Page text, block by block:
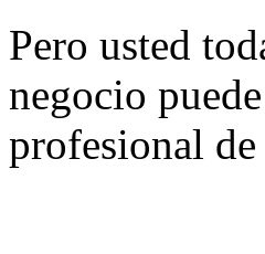
Pero usted
negocio
profesional